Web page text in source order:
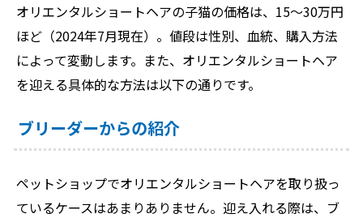
オリエンタルショートヘアの子猫の価格は、15～30万円
ほど（2024年7月現在）。値段は性別、血統、購入方法
によって変動します。また、オリエンタルショートヘア
を迎える具体的な方法は以下の通りです。
ブリーダーからの紹介
ペットショップでオリエンタルショートヘアを取り扱っ
ているケースはあまりありません。迎え入れる際は、ブ